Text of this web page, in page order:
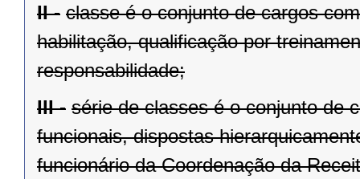
II - classe é o conjunto de cargos
habilitação, qualificação por
responsabilidade;
III - série de classes é o conjunto de
funcionais, dispostas
funcionário da Coordenação da